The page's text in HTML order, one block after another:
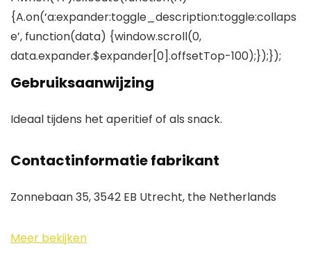
{A.on(‘a:expander:toggle_description:toggle:collaps
e’, function(data) {window.scroll(0,
data.expander.$expander[0].offsetTop-100);});});
Gebruiksaanwijzing
Ideaal tijdens het aperitief of als snack.
Contactinformatie fabrikant
Zonnebaan 35, 3542 EB Utrecht, the Netherlands
Meer bekijken